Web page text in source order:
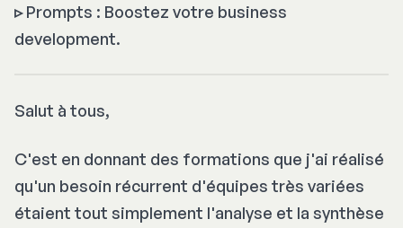
▹Prompts : Boostez votre business
development.
Salut à tous,
C'est en donnant des formations que j'ai réalisé
qu'un besoin récurrent d'équipes très variées
étaient tout simplement l'analyse et la synthèse